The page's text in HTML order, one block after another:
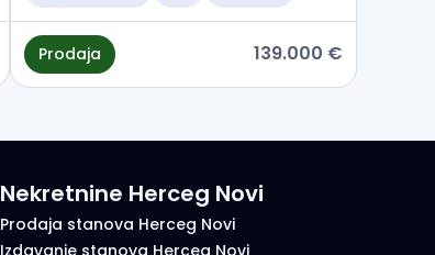
Prodaja 139.000 €
Nekretnine Herceg Novi
Prodaja stanova Herceg Novi
Izdavanje stanova Herceg Novi